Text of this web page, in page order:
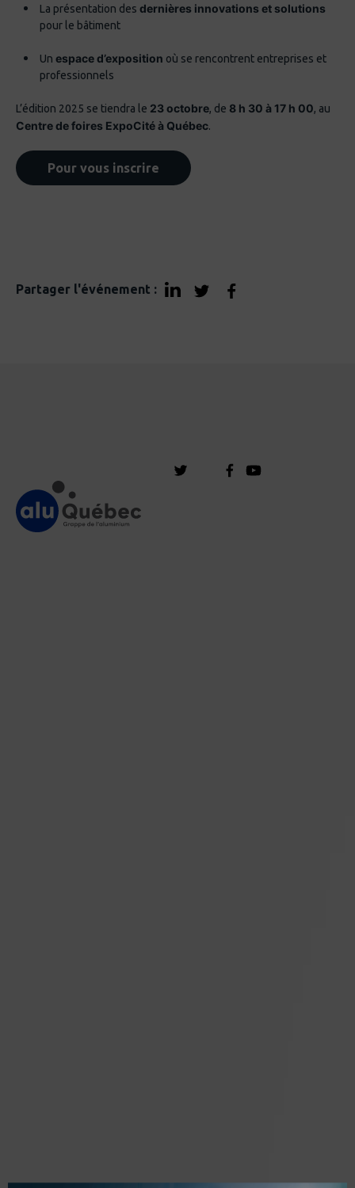
La présentation des dernières innovations et solutions
pour le bâtiment
Un espace d’exposition où se rencontrent entreprises et
professionnels
L’édition 2025 se tiendra le 23 octobre, de 8 h 30 à 17 h 00, au
Centre de foires ExpoCité à Québec.
Pour vous inscrire
Partager l'événement :